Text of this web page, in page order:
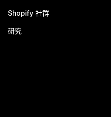
Shopify 社群
研究